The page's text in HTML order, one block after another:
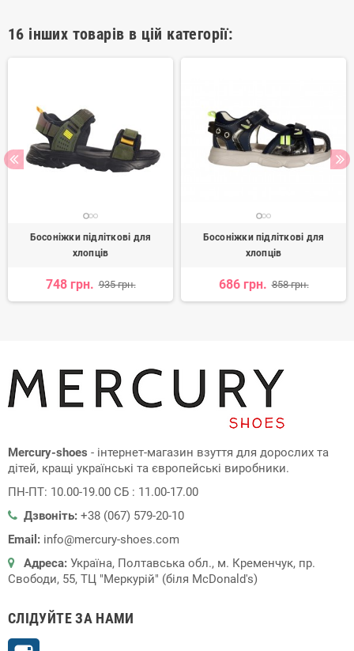
16 інших товарів в цій категорії:
Босоніжки підліткові для
хлопців
748 грн. 935 грн.
Босоніжки підліткові для
хлопців
686 грн. 858 грн.
Mercury-shoes - інтернет-магазин взуття для дорослих та
дітей, кращі українські та європейські виробники.
ПН-ПТ: 10.00-19.00 СБ : 11.00-17.00
Дзвоніть: +38 (067) 579-20-10
Email: info@mercury-shoes.com
Адреса: Україна, Полтавська обл., м. Кременчук, пр.
Свободи, 55, ТЦ "Меркурій" (біля McDonald's)
СЛІДУЙТЕ ЗА НАМИ